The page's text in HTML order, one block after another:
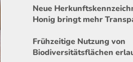
Neue
Honig bringt mehr
Frühzeitige Nutzung von
Biodiversitätsflächen